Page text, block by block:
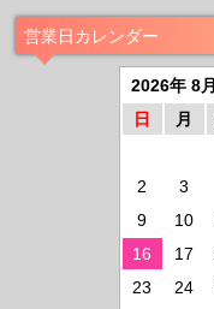
営業日カレンダー
2026年 8月
日
月
2
3
9
10
16
17
23
24